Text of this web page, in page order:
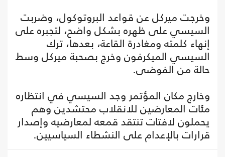
وخرجت ميركل عن قواعد البروتوكول، وضربت
السيسي على ظهره بشكل واضح، لتجبره على
إنهاء كلمته ومغادرة القاعة، بعدها، ترك
السيسي الميكرفون وخرج بصحبة ميركل وسط
حالة من الفوضى.
وخارج مكان المؤتمر وجد السيسي في انتظاره
مئات المعارضين للانقلاب محتشدين وهم
يحملون لافتات تنتقد قمعه لمعارضيه وإصدار
قرارات بالإعدام على النشطاء السياسيين.